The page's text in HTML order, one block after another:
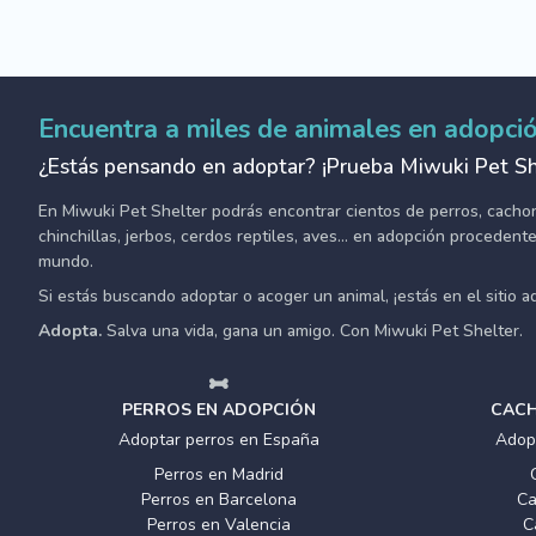
Encuentra a miles de animales en
¿Estás pensando en adoptar? ¡Prueba Miwuki Pet
En Miwuki Pet Shelter podrás encontrar cientos de perros,
chinchillas, jerbos, cerdos reptiles, aves... en adopción
mundo.
Si estás buscando adoptar o acoger un animal, ¡estás en el sitio
Adopta. Salva una vida, gana un amigo. Con Miwuki Pet Shelter.
PERROS EN ADOPCIÓN
Adoptar perros en España
Perros en Madrid
Perros en Barcelona
Perros en Valencia